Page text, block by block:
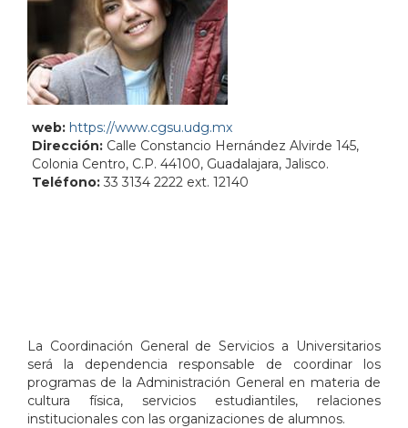
web: https://www.cgsu.udg.mx
Dirección: Calle Constancio Hernández Alvirde 145,
Colonia Centro, C.P. 44100, Guadalajara, Jalisco.
Teléfono: 33 3134 2222 ext. 12140
La Coordinación General de Servicios a Universitarios
será la dependencia responsable de coordinar los
programas de la Administración General en materia de
cultura física, servicios estudiantiles, relaciones
institucionales con las organizaciones de alumnos.